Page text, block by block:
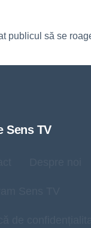
publicul să se
Sens TV